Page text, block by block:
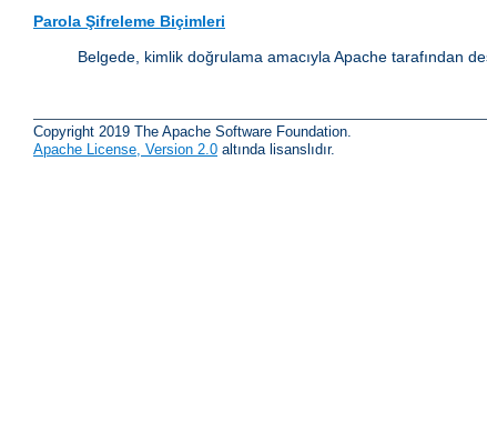
Parola Şifreleme Biçimleri
Belgede, kimlik doğrulama amacıyla Apache tarafından
Copyright 2019 The Apache Software Foundation.
Apache License, Version 2.0 altında lisanslıdır.